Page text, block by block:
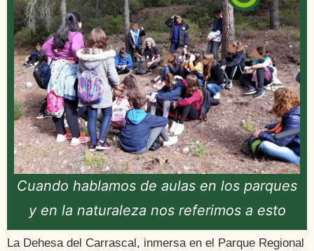
Cuando hablamos de aulas en los parques
y en la naturaleza nos referimos a esto
La Dehesa del Carrascal, inmersa en el Parque Regional